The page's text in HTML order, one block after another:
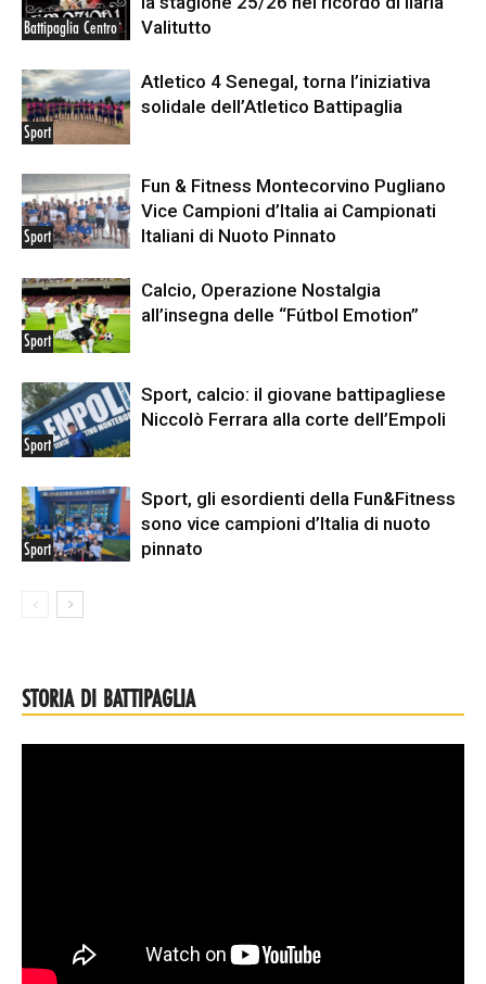
Battipaglia Centro
Valitutto
Sport
Atletico 4 Senegal, torna l’iniziativa
solidale dell’Atletico Battipaglia
Sport
Fun & Fitness Montecorvino Pugliano
Vice Campioni d’Italia ai Campionati
Italiani di Nuoto Pinnato
Sport
Calcio, Operazione Nostalgia
all’insegna delle “Fútbol Emotion”
Sport
Sport, calcio: il giovane battipagliese
Niccolò Ferrara alla corte dell’Empoli
Sport
Sport, gli esordienti della Fun&Fitness
sono vice campioni d’Italia di nuoto
pinnato
STORIA DI BATTIPAGLIA